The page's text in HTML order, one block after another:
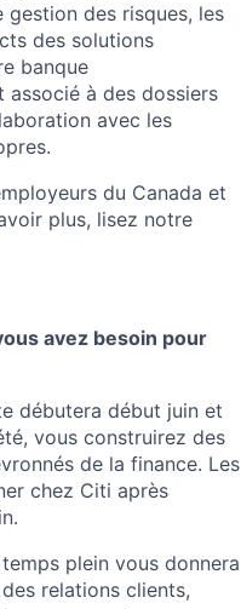
des risques, les
des solutions
banque
à des dossiers
avec les
du Canada et
plus, lisez notre
avez besoin pour
débutera début juin et
vous construirez des
de la finance. Les
chez Citi après
plein vous donnera
relations clients,